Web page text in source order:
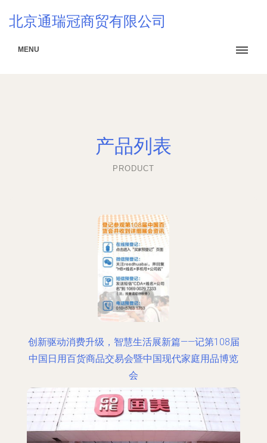
北京通瑞冠商贸有限公司
MENU
产品列表
PRODUCT
创新驱动消费升级，智慧生活展新篇——记第108届
中国日用百货商品交易会暨中国现代家庭用品博览
会